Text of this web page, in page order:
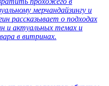
мерчандайзингу и
рассказывает о подходах
и актуальных темах и
в витринах.